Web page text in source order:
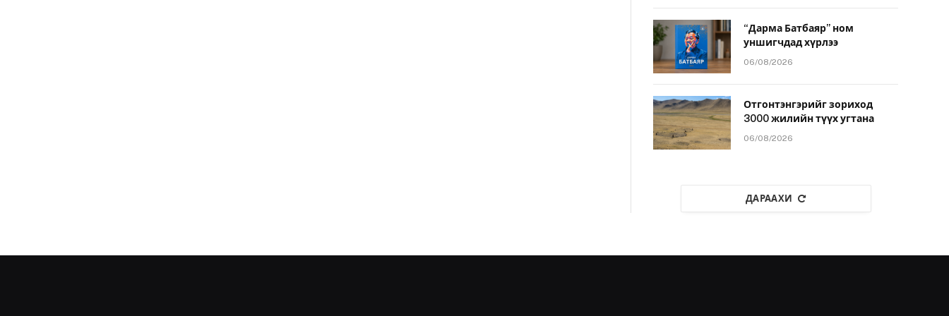
“Дарма Батбаяр” ном
уншигчдад хүрлээ
06/08/2026
Отгонтэнгэрийг зориход
3000 жилийн түүх угтана
06/08/2026
ДАРААХИ